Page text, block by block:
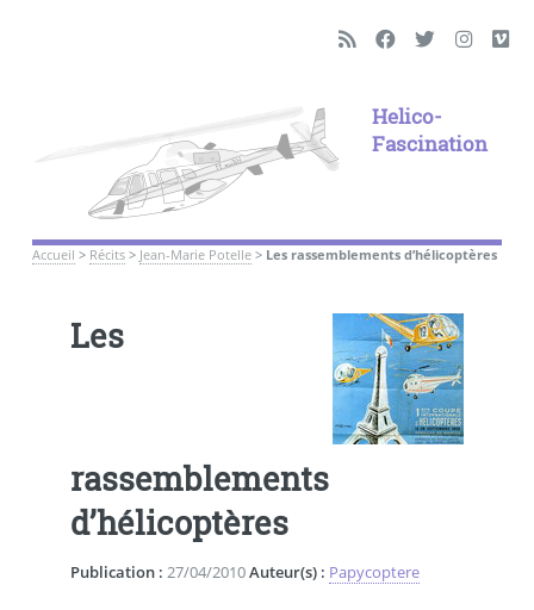
Helico-
Fascination
Accueil > Récits> Jean-Marie Potelle> Les rassemblements d’hélicoptères
Les
rassemblements
d’hélicoptères
Publication : 27/04/2010Auteur(s) : Papycoptere